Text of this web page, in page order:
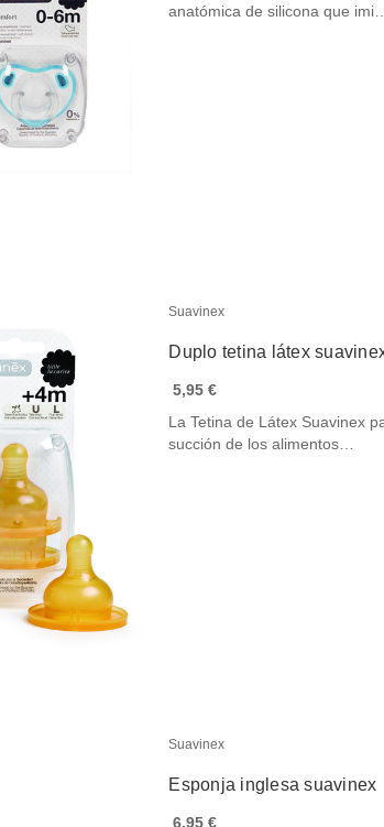
anatómica de silicona que imi…
Suavinex
Duplo tetina látex
5,95 €
La Tetina de Látex Suavinex
succión de los alimentos…
Suavinex
Esponja inglesa suavinex
6,95 €